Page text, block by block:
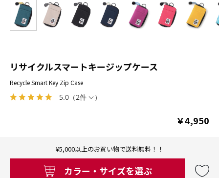
5.0 （2件 ）
リサイクルスマートキージップケース
Recycle Smart Key Zip Case
￥4,950
¥5,000以上のお買い物で送料無料！！
カラー・サイズを選ぶ